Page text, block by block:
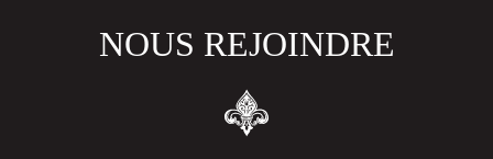
NOUS REJOINDRE